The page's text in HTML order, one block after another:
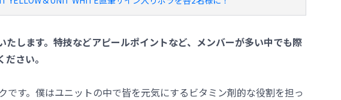
します。特技などアピールポイントなど、メンバーが多い中でも際
さい。
です。僕はユニットの中で皆を元気にするビタミン剤的な役割を担っ